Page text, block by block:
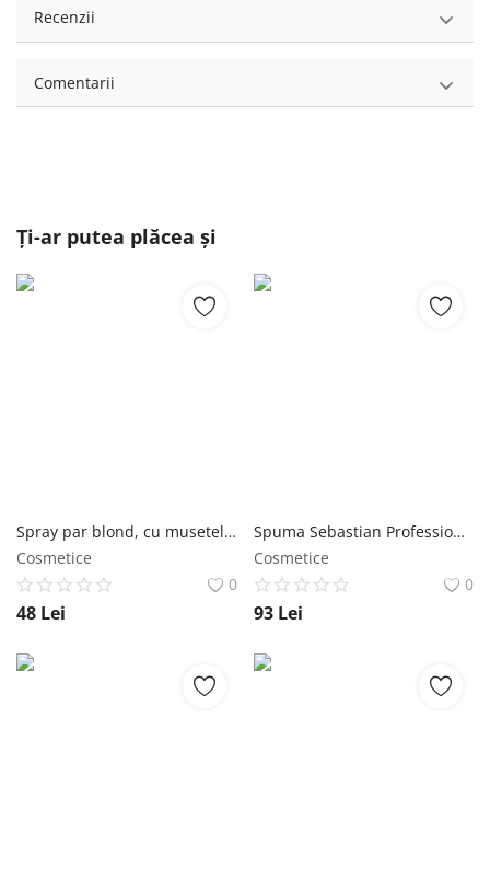
Recenzii
Comentarii
Ți-ar putea plăcea și
Spray par blond, cu musetel, Hennaplus, 150 ml Hennaplus
Cosmetice
0
48 Lei
Spuma Sebastian Professional - Form Mousse Forte 200 ml Sebastian Professional
Cosmetice
0
93 Lei